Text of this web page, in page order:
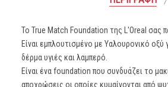
Το True Match Foundation της L'Oreal σας
Είναι εμπλουτισμένο με Υαλουρονικό οξύ
δέρμα υγιές και λαμπερό.
Είναι ένα foundation που συνδυάζει το
αποχρώσεις οι οποίες κυμαίνονται από